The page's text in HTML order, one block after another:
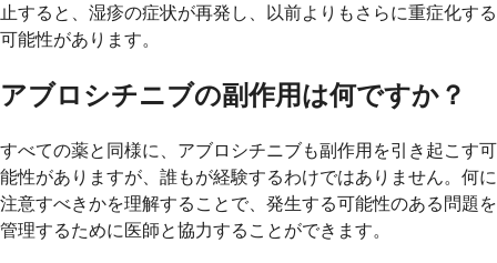
止すると、湿疹の症状が再発し、以前よりもさらに重症化する
可能性があります。
アブロシチニブの副作用は何ですか？
すべての薬と同様に、アブロシチニブも副作用を引き起こす可
能性がありますが、誰もが経験するわけではありません。何に
注意すべきかを理解することで、発生する可能性のある問題を
管理するために医師と協力することができます。